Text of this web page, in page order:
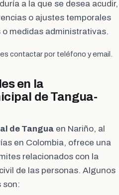
a la que se desea acudir,
o ajustes temporales
medidas administrativas.
contactar por teléfono y email.
en la
de Tangua-
de Tangua en Nariño, al
en Colombia, ofrece una
relacionados con la
de las personas. Algunos
son: